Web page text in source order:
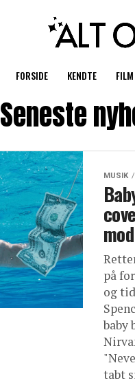
FORSIDE KENDTE
Seneste
MUSIK
på
og
baby
tabt